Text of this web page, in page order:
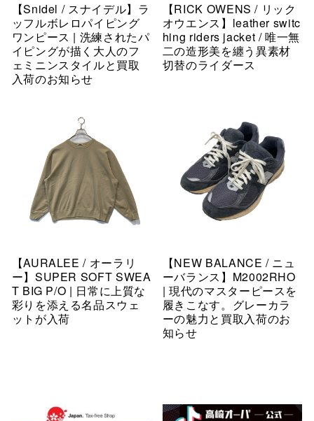
【Snidel / スナイデル】ラ
ッフルボレロパイピング
ワンピース | 洗練されたパ
イピングが描く大人のフ
ェミニンスタイルと買取
入荷のお知らせ
【RICK OWENS / リック
オウエンス】leather switc
hing riders jacket / 唯一無
二の造形美を纏う異素材
切替のライダース
【AURALEE / オーラリ
ー】SUPER SOFT SWEA
T BIG P/O | 日常に上質な
彩りを添える名品スウェ
ットが入荷
【NEW BALANCE / ニュ
ーバランス】M2002RHO
| 現代のマスターピースを
履きこなす。グレーカラ
ーの魅力と買取入荷のお
知らせ